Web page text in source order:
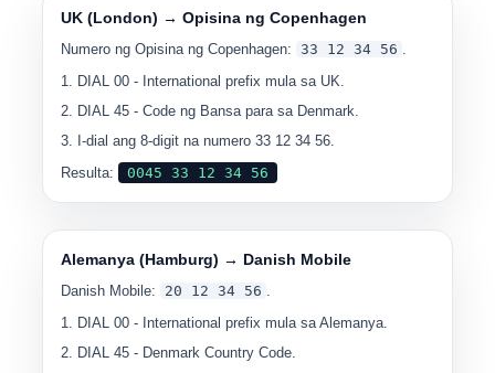
UK (London) → Opisina ng Copenhagen
Numero ng Opisina ng Copenhagen: 33 12 34 56 .
DIAL00 - International prefix mula sa UK.
DIAL45 - Code ng Bansa para sa Denmark.
I-dial ang 8-digit na numero33 12 34 56.
Resulta:
0045 33 12 34 56
Alemanya (Hamburg) → Danish Mobile
Danish Mobile: 20 12 34 56 .
DIAL00 - International prefix mula sa Alemanya.
DIAL45 - Denmark Country Code.